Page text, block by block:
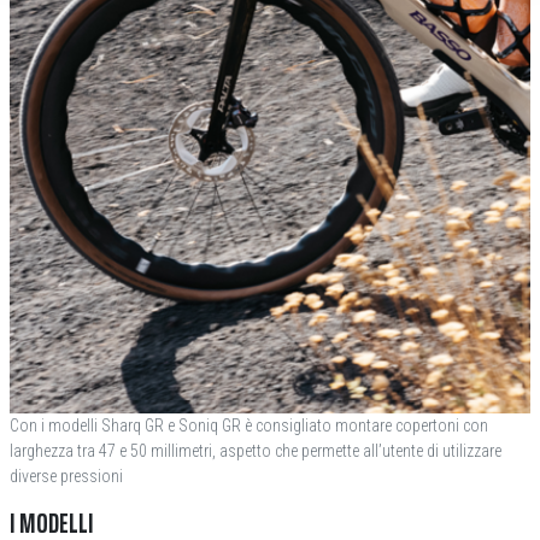
Con i modelli Sharq GR e Soniq GR è consigliato montare copertoni con
larghezza tra 47 e 50 millimetri, aspetto che permette all’utente di utilizzare
diverse pressioni
I MODELLI